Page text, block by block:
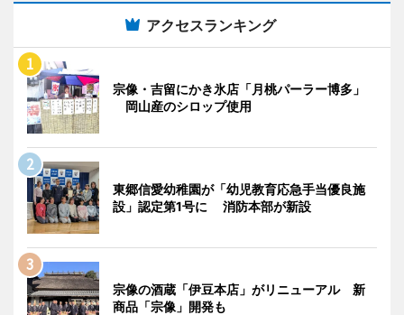
アクセスランキング
宗像・吉留にかき氷店「月桃パーラー博多」
岡山産のシロップ使用
東郷信愛幼稚園が「幼児教育応急手当優良施
設」認定第1号に 消防本部が新設
宗像の酒蔵「伊豆本店」がリニューアル 新
商品「宗像」開発も